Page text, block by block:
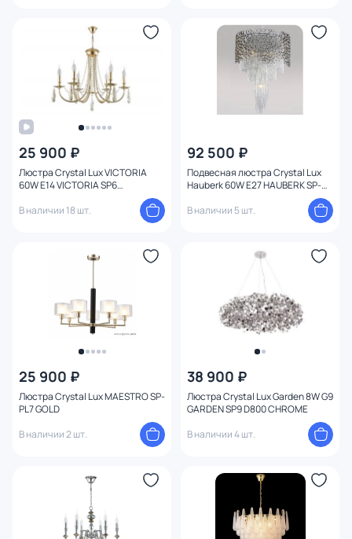
25 900 ₽
Люстра Crystal Lux VICTORIA
60W E14 VICTORIA SP6
В наличии 18 шт.
92 500 ₽
Подвесная люстра Crystal Lux
Hauberk 60W E27 HAUBERK SP-
В наличии 5 шт.
25 900 ₽
Люстра Crystal Lux MAESTRO SP-
PL7 GOLD
В наличии 2 шт.
38 900 ₽
Люстра Crystal Lux Garden 8W G9
GARDEN SP9 D800 CHROME
В наличии 4 шт.